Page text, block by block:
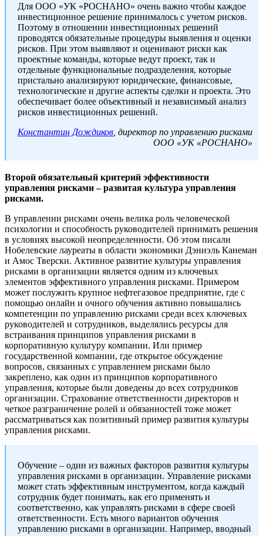
Для ООО «УК «РОСНАНО» очень важно чтобы каждое
инвестиционное решение принималось с учетом рисков.
Поэтому в отношении инвестиционных решений
проводятся обязательные процедуры выявления и оценки
рисков. При этом выявляют и оценивают риски как
проектные команды, которые ведут проект, так и
отдельные функциональные подразделения, которые
пристально анализируют юридические, финансовые,
технологические и другие аспекты сделки и проекта. Это
обеспечивает более объективный и независимый анализ
рисков инвестиционных решений.
Константин Дождиков , директор по управлению рисками
ООО «УК «РОСНАНО»
Второй обязательный критерий эффективности
управления рисками – развитая культура управления
рисками.
В управлении рисками очень велика роль человеческой
психологии и способность руководителей принимать решения
в условиях высокой неопределенности. Об этом писали
Нобелевские лауреаты в области экономики Дэниэль Канеман
и Амос Тверски. Активное развитие культуры управления
рисками в организации является одним из ключевых
элементов эффективного управления рисками. Примером
может послужить крупное нефтегазовое предприятие, где с
помощью онлайн и очного обучения активно повышались
компетенции по управлению рисками среди всех ключевых
руководителей и сотрудников, выделялись ресурсы для
встраивания принципов управления рисками в
корпоративную культуру компании. Или пример
государственной компании, где открытое обсуждение
вопросов, связанных с управлением рисками было
закреплено, как один из принципов корпоративного
управления, которые были доведены до всех сотрудников
организации. Страхование ответственности директоров и
четкое разграничение ролей и обязанностей тоже может
рассматриваться как позитивный пример развития культуры
управления рисками.
Oбучение – один из важных факторов развития культуры
управления рисками в организации. Управление рисками
может стать эффективным инструментом, когда каждый
сотрудник будет понимать, как его применять и
соответственно, как управлять рисками в сфере своей
ответственности. Есть много вариантов обучения
управлению рисками в организации. Например, вводный